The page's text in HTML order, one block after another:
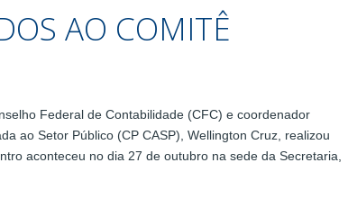
AO COMITÊ
Federal de Contabilidade (CFC) e coordenador
ao Setor Público (CP CASP), Wellington Cruz, realizou
aconteceu no dia 27 de outubro na sede da Secretaria,